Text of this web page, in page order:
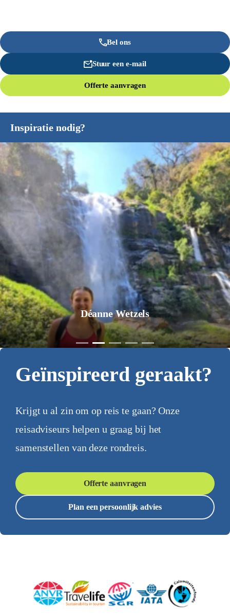
Bel ons
Stuur een e-mail
Offerte aanvragen
Inspiratie nodig?
Déanne Wetzels
Geïnspireerd geraakt?
Krijgt u al zin om op reis te gaan? Onze
reisadviseurs helpen u graag bij het
samenstellen van deze rondreis.
Offerte aanvragen
Plan een persoonlijk advies